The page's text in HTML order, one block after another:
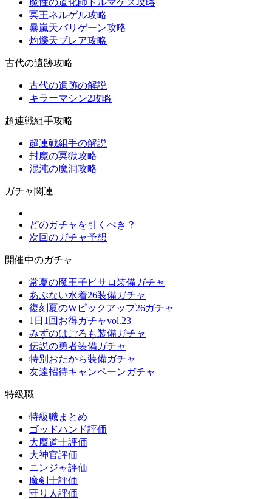
魔性の道化師ドルマゲス攻略
冥王ネルゲル攻略
暴嵐天バリゲーン攻略
灼爍天ブレア攻略
古代の遺跡攻略
古代の遺跡の解説
キラーマシン2攻略
超連戦組手攻略
超連戦組手の解説
封魔の冥獄攻略
混沌の魔洞攻略
ガチャ関連
どのガチャを引くべき？
次回のガチャ予想
開催中のガチャ
常夏の魔王子ピサロ装備ガチャ
あぶない水着26装備ガチャ
復刻夏のWピックアップ26ガチャ
1日1回お得ガチャvol.23
みずのはごろも装備ガチャ
伝説の勇者装備ガチャ
特別おたから装備ガチャ
友達招待キャンペーンガチャ
特級職
特級職まとめ
ゴッドハンド評価
大魔道士評価
大神官評価
ニンジャ評価
魔剣士評価
守り人評価